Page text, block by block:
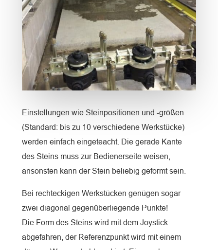
Einstellungen wie Steinpositionen und -größen
(Standard: bis zu 10 verschiedene Werkstücke)
werden einfach eingeteacht. Die gerade Kante
des Steins muss zur Bedienerseite weisen,
ansonsten kann der Stein beliebig geformt sein.
Bei rechteckigen Werkstücken genügen sogar
zwei diagonal gegenüberliegende Punkte!
Die Form des Steins wird mit dem Joystick
abgefahren, der Referenzpunkt wird mit einem